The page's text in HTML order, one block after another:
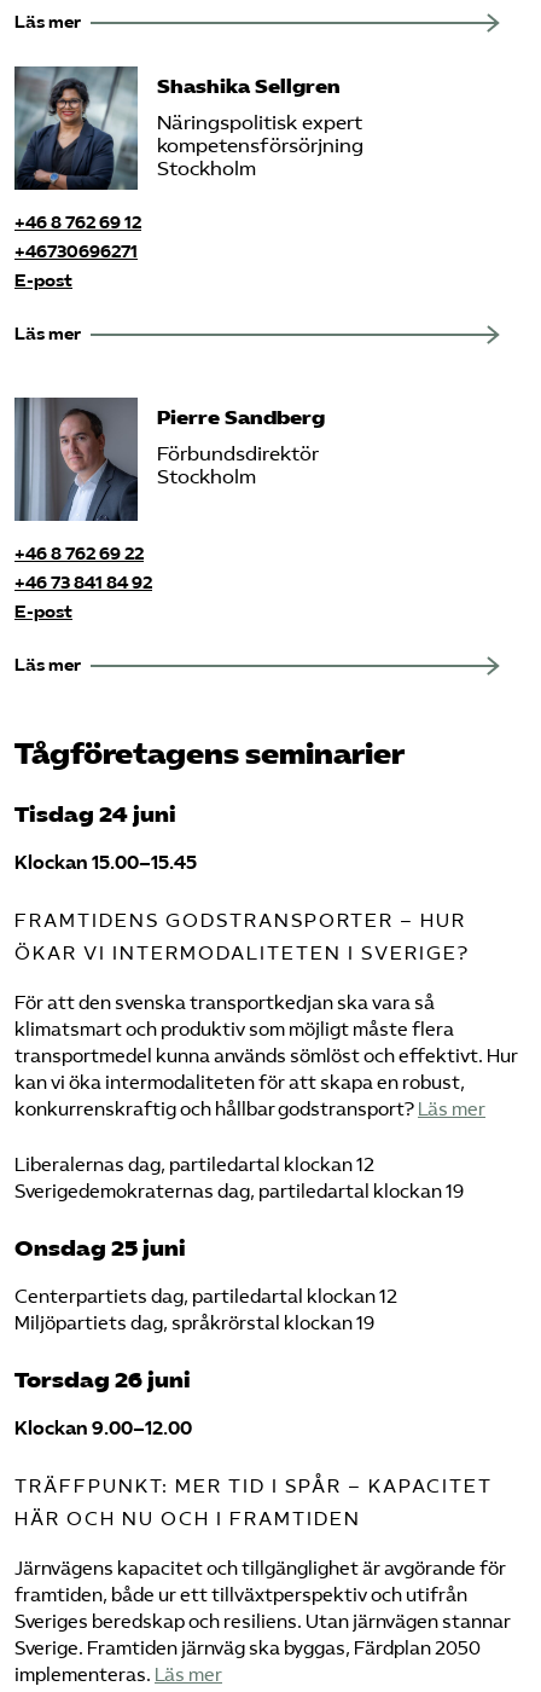
Läs mer
Shashika Sellgren
Näringspolitisk expert
kompetensförsörjning
Stockholm
+46 8 762 69 12
+46730696271
E-post
Läs mer
Pierre Sandberg
Förbundsdirektör
Stockholm
+46 8 762 69 22
+46 73 841 84 92
E-post
Läs mer
Tågföretagens seminarier
Tisdag 24 juni
Klockan 15.00–15.45
FRAMTIDENS GODSTRANSPORTER – HUR
ÖKAR VI INTERMODALITETEN I SVERIGE?
För att den svenska transportkedjan ska vara så
klimatsmart och produktiv som möjligt måste flera
transportmedel kunna används sömlöst och effektivt. Hur
kan vi öka intermodaliteten för att skapa en robust,
konkurrenskraftig och hållbar godstransport? Läs mer
Liberalernas dag, partiledartal klockan 12
Sverigedemokraternas dag, partiledartal klockan 19
Onsdag 25 juni
Centerpartiets dag, partiledartal klockan 12
Miljöpartiets dag, språkrörstal klockan 19
Torsdag 26 juni
Klockan 9.00–12.00
TRÄFFPUNKT: MER TID I SPÅR – KAPACITET
HÄR OCH NU OCH I FRAMTIDEN
Järnvägens kapacitet och tillgänglighet är avgörande för
framtiden, både ur ett tillväxtperspektiv och utifrån
Sveriges beredskap och resiliens. Utan järnvägen stannar
Sverige. Framtiden järnväg ska byggas, Färdplan 2050
implementeras. Läs mer